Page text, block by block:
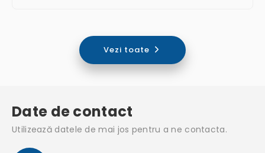
Vezi toate
Date de contact
Utilizează datele de mai jos pentru a ne contacta.